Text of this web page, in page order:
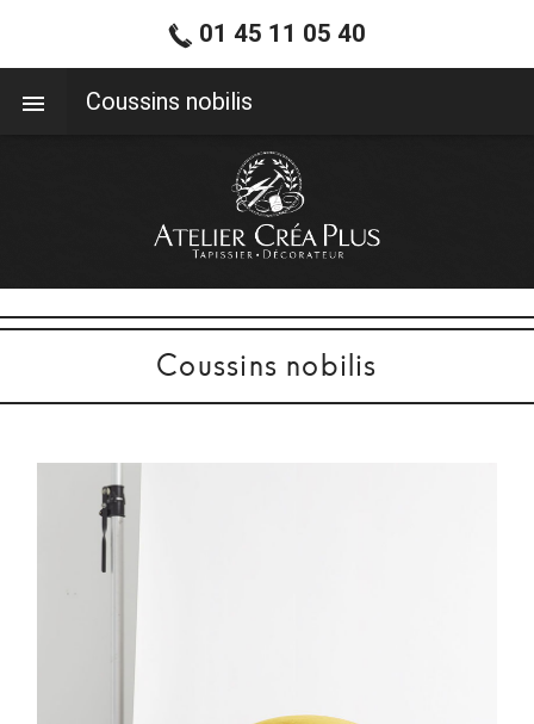
Coussins nobilis
01 45 11 05 40
Coussins nobilis